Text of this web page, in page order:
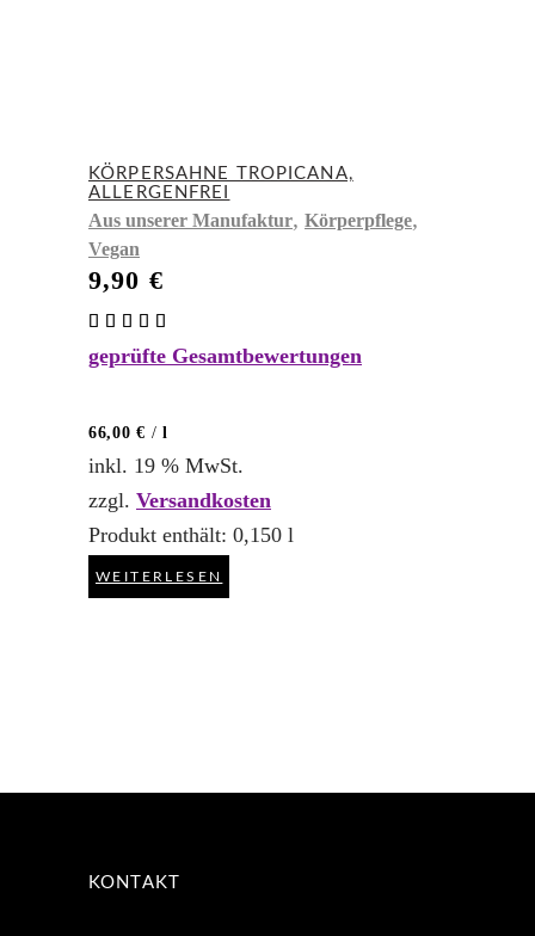
KÖRPERSAHNE TROPICANA,
ALLERGENFREI
Aus unserer Manufaktur, Körperpflege,
Vegan
9,90 €
5.00
geprüfte Gesamtbewertungen
66,00€ /l
inkl. 19 % MwSt.
zzgl. Versandkosten
Produkt enthält: 0,150 l
WEITERLESEN
KONTAKT